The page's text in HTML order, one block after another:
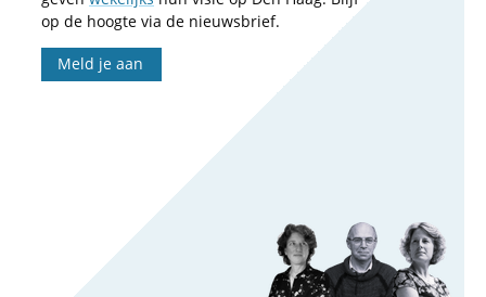
op de hoogte via de nieuwsbrief.
Meld je aan